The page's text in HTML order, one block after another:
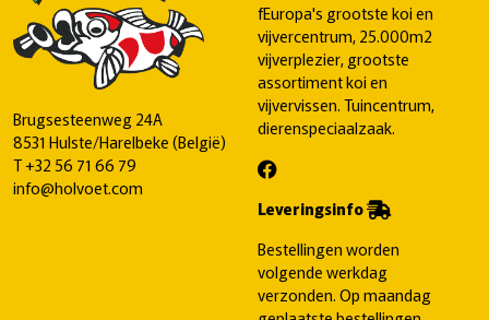
Brugsesteenweg 24A
8531 Hulste/Harelbeke (België)
T+32 56 71 66 79
info@holvoet.com
fEuropa's grootste koi en
vijvercentrum, 25.000m2
vijverplezier, grootste
assortiment koi en
vijvervissen. Tuincentrum,
dierenspeciaalzaak.
Leveringsinfo
Bestellingen worden
volgende werkdag
verzonden. Op maandag